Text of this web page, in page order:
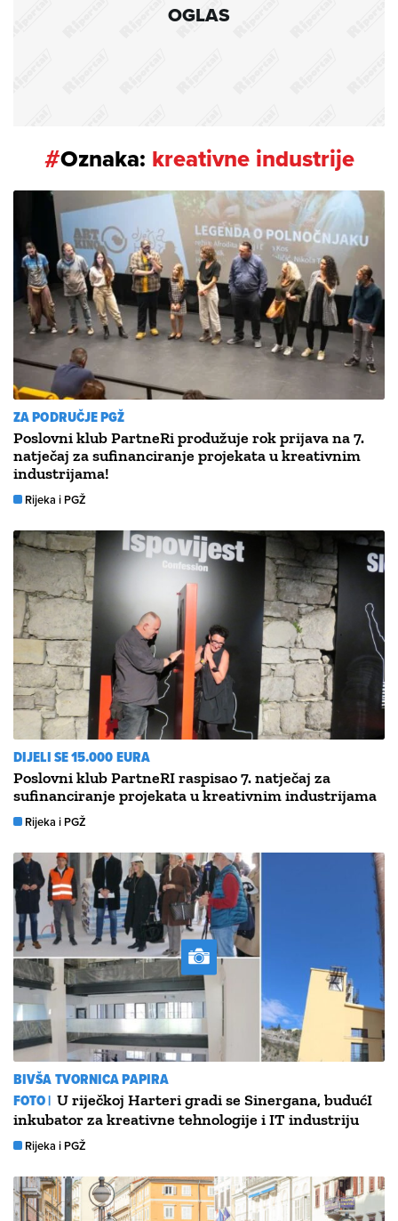
OGLAS
#Oznaka: kreativne industrije
ZA PODRUČJE PGŽ
Poslovni klub PartneRi produžuje rok prijava na 7.
natječaj za sufinanciranje projekata u kreativnim
industrijama!
Rijeka i PGŽ
DIJELI SE 15.000 EURA
Poslovni klub PartneRI raspisao 7. natječaj za
sufinanciranje projekata u kreativnim industrijama
Rijeka i PGŽ
BIVŠA TVORNICA PAPIRA
FOTO | U riječkoj Harteri gradi se Sinergana, budućI
inkubator za kreativne tehnologije i IT industriju
Rijeka i PGŽ